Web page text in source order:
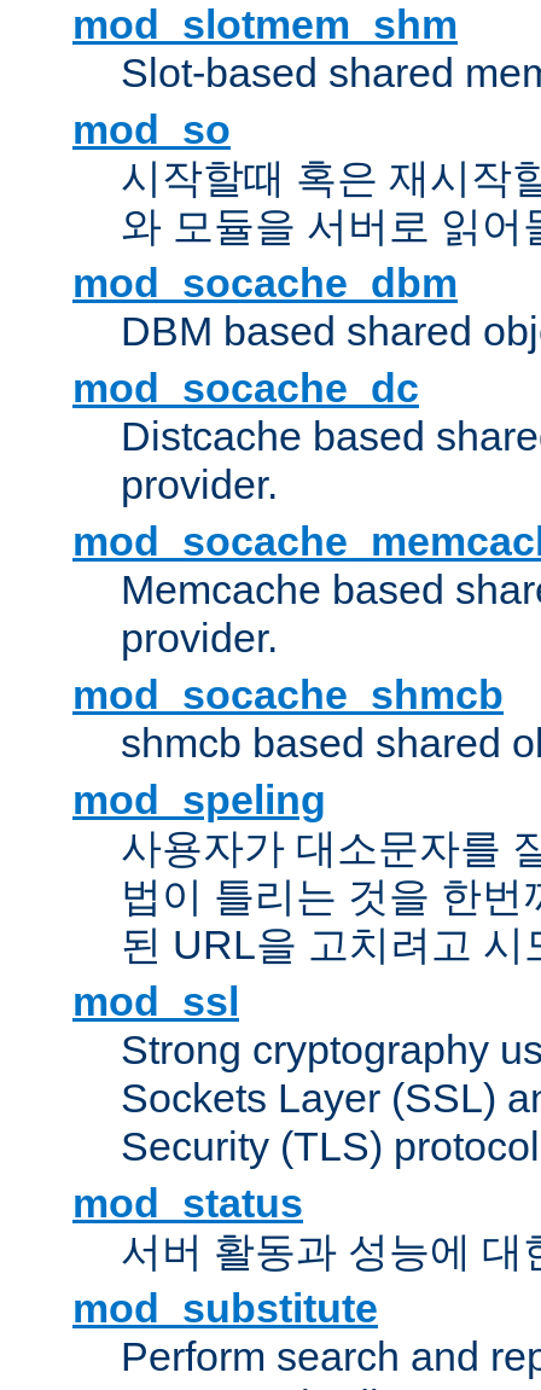
mod_slotmem_shm
Slot-based shared
mod_so
시작할때 혹은 재시작
와 모듈을 서버로 읽어
mod_socache_dbm
DBM based shared
mod_socache_dc
Distcache based
provider.
Memcache based
provider.
mod_socache_shmcb
shmcb based shared
mod_speling
사용자가 대소문자를
법이 틀리는 것을 한
된 URL을 고치려고 시
mod_ssl
Strong cryptography
Sockets Layer (SSL)
Security (TLS)
mod_status
서버 활동과 성능에 대
mod_substitute
Perform search and